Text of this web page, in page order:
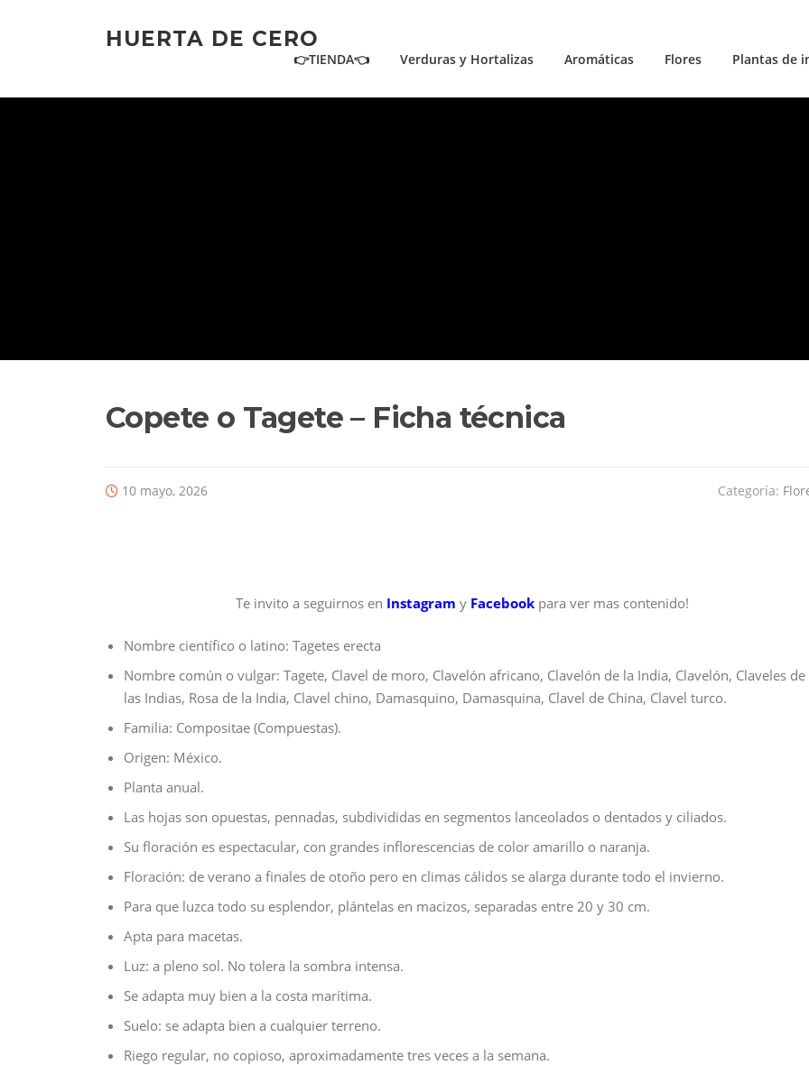
HUERTA DE CERO
👉TIENDA👈 Verduras y Hortalizas Aromáticas Flores Plantas de
Copete o Tagete – Ficha técnica
10 mayo, 2026 Categoría:
Te invito a seguirnos en Instagram y Facebook para ver mas contenido!
Nombre científico o latino: Tagetes erecta
Nombre común o vulgar: Tagete, Clavel de moro, Clavelón africano, Clavelón de la India, Clavelón, Claveles de
las Indias, Rosa de la India, Clavel chino, Damasquino, Damasquina, Clavel de China, Clavel turco.
Familia: Compositae (Compuestas).
Origen: México.
Planta anual.
Las hojas son opuestas, pennadas, subdivididas en segmentos lanceolados o dentados y ciliados.
Su floración es espectacular, con grandes inflorescencias de color amarillo o naranja.
Floración: de verano a finales de otoño pero en climas cálidos se alarga durante todo el invierno.
Para que luzca todo su esplendor, plántelas en macizos, separadas entre 20 y 30 cm.
Apta para macetas.
Luz: a pleno sol. No tolera la sombra intensa.
Se adapta muy bien a la costa marítima.
Suelo: se adapta bien a cualquier terreno.
Riego regular, no copioso, aproximadamente tres veces a la semana.